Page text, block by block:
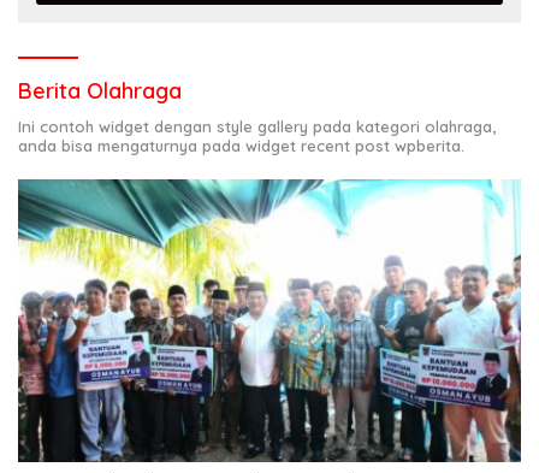
Berita Olahraga
Ini contoh widget dengan style gallery pada kategori olahraga,
anda bisa mengaturnya pada widget recent post wpberita.